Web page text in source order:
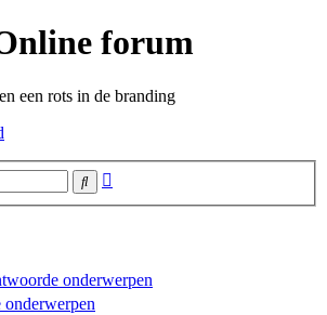
forum
een rots in de branding
Zoek
onderwerpen